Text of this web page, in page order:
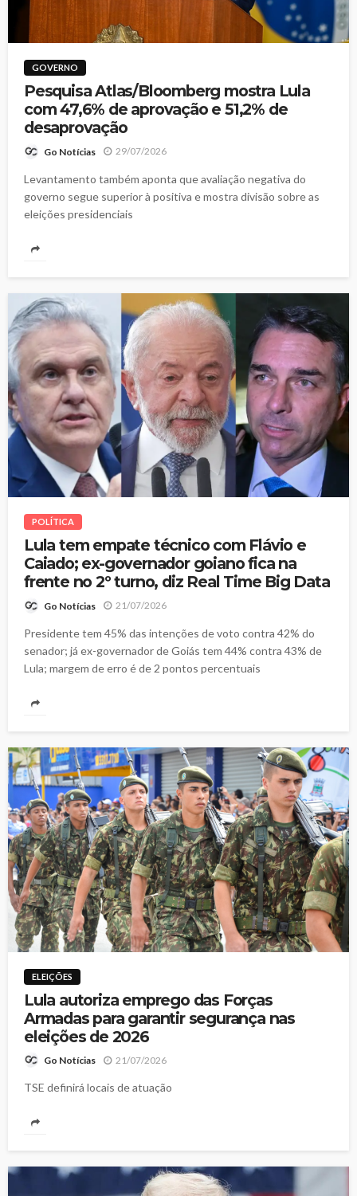
GOVERNO
Pesquisa Atlas/Bloomberg mostra Lula
com 47,6% de aprovação e 51,2% de
desaprovação
Go Notícias 29/07/2026
Levantamento também aponta que avaliação negativa do
governo segue superior à positiva e mostra divisão sobre as
eleições presidenciais
POLÍTICA
Lula tem empate técnico com Flávio e
Caiado; ex-governador goiano fica na
frente no 2º turno, diz Real Time Big Data
Go Notícias 21/07/2026
Presidente tem 45% das intenções de voto contra 42% do
senador; já ex-governador de Goiás tem 44% contra 43% de
Lula; margem de erro é de 2 pontos percentuais
ELEIÇÕES
Lula autoriza emprego das Forças
Armadas para garantir segurança nas
eleições de 2026
Go Notícias 21/07/2026
TSE definirá locais de atuação